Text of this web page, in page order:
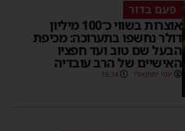
פעם בדור
אוצרות בשווי כ־100 מיליון
דולר נחשפו בתערוכה: מכיפת
הבעל שם טוב ועד חפציו
האישיים של הרב עובדיה
יוסי יחזקאלי 16:34